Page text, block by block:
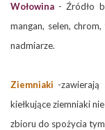
Wołowina - Źródło
mangan, selen,
nadmiarze.
Ziemniaki -
kiełkujące ziemniaki
zbioru do spożycia